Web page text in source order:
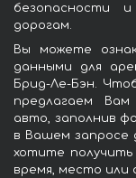
безопасности
дорогам.
Вы можете
данными для
Брид-Ле-Бэн.
предлагаем
авто, заполнив
в Вашем запросе
хотите
время, место или